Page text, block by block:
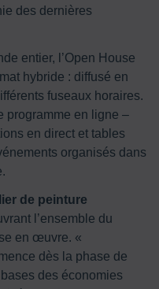
des dernières
entier, l’Open House
hybride : diffusé en
fuseaux horaires.
programme en ligne –
en direct et tables
organisés dans
de peinture
l’ensemble du
en œuvre. «
dès la phase de
des économies